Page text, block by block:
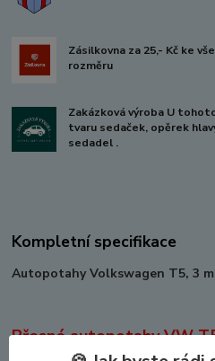
Zásilkovna za 25,- Kč ke
rozměru
Zakázková výroba U
tvaru sedaček, opěrek
sedadel .
Kompletní specifikace
Autopotahy Volkswagen T5, 3
Přesné autopotahy VW